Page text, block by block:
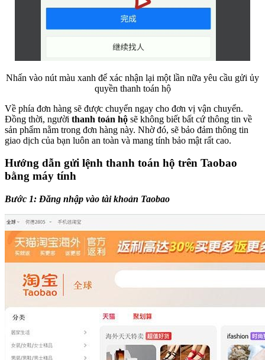
Nhấn vào nút màu xanh để xác nhận lại một lần nữa yêu cầu gửi ủy
quyền thanh toán hộ
Về phía đơn hàng sẽ được chuyển ngay cho đơn vị vận chuyển.
Đồng thời, người thanh toán hộ sẽ không biết bất cứ thông tin về
sản phẩm nằm trong đơn hàng này. Nhờ đó, sẽ bảo đảm thông tin
giao dịch của bạn luôn an toàn và mang tính bảo mật rất cao.
Hướng dẫn gửi lệnh thanh toán hộ trên Taobao
bằng máy tính
Bước 1: Đăng nhập vào tài khoản Taobao